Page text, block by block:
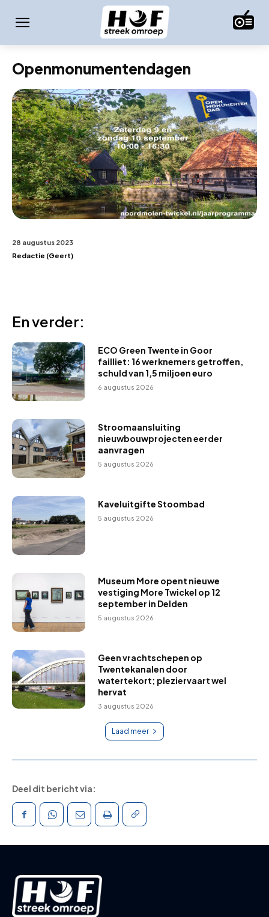
Openmonumentendagen
28 augustus 2023
Redactie (Geert)
En verder:
ECO Green Twente in Goor
failliet: 16 werknemers getroffen,
schuld van 1,5 miljoen euro
6 augustus 2026
Stroomaansluiting
nieuwbouwprojecten eerder
aanvragen
5 augustus 2026
Kaveluitgifte Stoombad
5 augustus 2026
Museum More opent nieuwe
vestiging More Twickel op 12
september in Delden
5 augustus 2026
Geen vrachtschepen op
Twentekanalen door
watertekort; pleziervaart wel
hervat
3 augustus 2026
Laad meer
Deel dit bericht via: